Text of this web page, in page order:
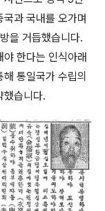
과 국내를 오가며
을 거듭했습니다.
한다는 인식아래
통일국가 수립의
했습니다.